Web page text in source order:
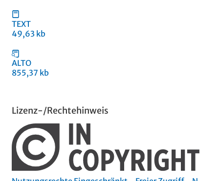
TEXT
49,63 kb
ALTO
855,37 kb
Lizenz-/Rechtehinweis